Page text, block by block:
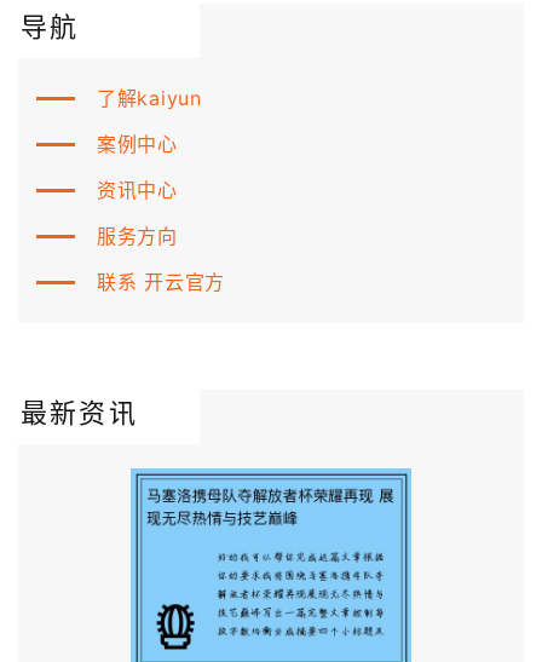
导航
了解kaiyun
案例中心
资讯中心
服务方向
联系 开云官方
最新资讯